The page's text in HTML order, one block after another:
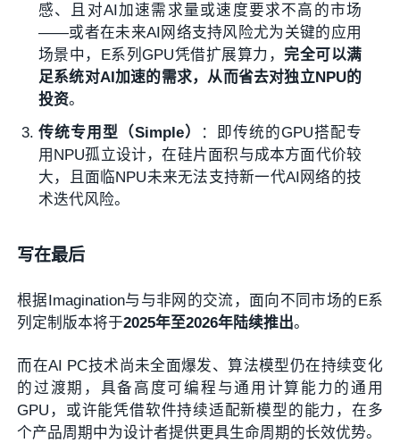
感、且对AI加速需求量或速度要求不高的市场
——或者在未来AI网络支持风险尤为关键的应用
场景中，E系列GPU凭借扩展算力，完全可以满
足系统对AI加速的需求，从而省去对独立NPU的
投资。
传统专用型（Simple）
：即传统的GPU搭配专
用NPU孤立设计，在硅片面积与成本方面代价较
大，且面临NPU未来无法支持新一代AI网络的技
术迭代风险。
写在最后
根据Imagination与与非网的交流，面向不同市场的E系
列定制版本将于2025年至2026年陆续推出。
而在AI PC技术尚未全面爆发、算法模型仍在持续变化
的过渡期，具备高度可编程与通用计算能力的通用
GPU，或许能凭借软件持续适配新模型的能力，在多
个产品周期中为设计者提供更具生命周期的长效优势。